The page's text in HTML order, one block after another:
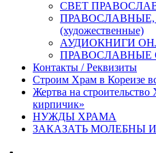
СВЕТ
(художественные)
АУДИОКНИГИ
ПРАВОСЛАВНЫЕ
Контакты / Реквизиты
Строим Храм в Кореизе
Жертва на
кирпичик»
НУЖДЫ ХРАМА
ЗАКАЗАТЬ МОЛЕБНЫ